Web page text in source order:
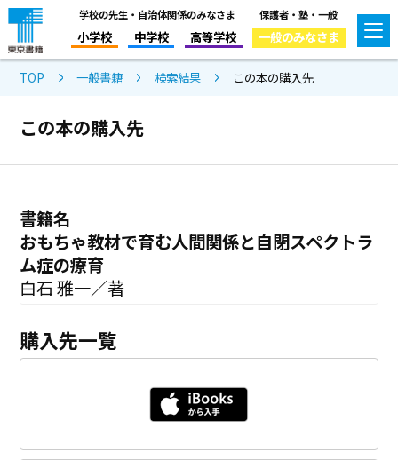
学校の先生・自治体関係のみなさま
小学校 中学校 高等学校
保護者・塾・一般
一般のみなさま
TOP 一般書籍 検索結果 この本の購入先
この本の購入先
書籍名
おもちゃ教材で育む人間関係と自閉スペクトラ
ム症の療育
白石 雅一／著
購入先一覧